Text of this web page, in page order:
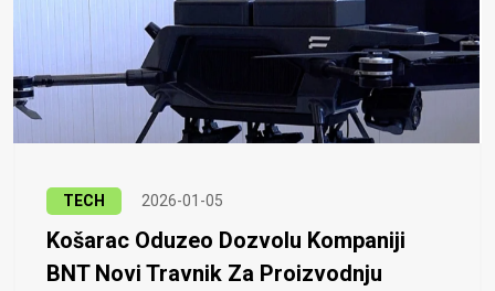
TECH 2026-01-05
Košarac Oduzeo Dozvolu Kompaniji
BNT Novi Travnik Za Proizvodnju